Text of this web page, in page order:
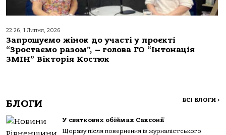
22:26, 1 Липня, 2026
Запрошуємо жінок до участі у проєкті
“Зростаємо разом”, – голова ГО “Інтонація
ЗМІН” Вікторія Костюк
БЛОГИ ВСІ БЛОГИ >
У святкових обіймах Саксонії
Щоразу після повернення із журналістського